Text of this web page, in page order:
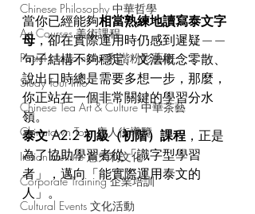
Chinese Philosophy 中華哲學
Art Courses 美術課程
Pastel Nagomi Art 和諧粉彩藝術
Study Tour Info
Chinese Tea Art & Culture 中華茶藝
Chinatown Tour 唐人街導覽
Italian Culture 意大利文化
Corporate Training 企業培訓
Cultural Events 文化活動
當你已經能夠相當熟練地讀寫泰文字
母，卻在實際運用時仍感到遲疑——
句子結構不夠穩定、文法概念零散、
說出口時總是需要多想一步，那麼，
你正站在一個非常關鍵的學習分水
嶺。
泰文 A2.2 初級（初階）課程 ，正是
為了協助學習者從「識字型學習
者」，邁向「能實際運用泰文的
人」。